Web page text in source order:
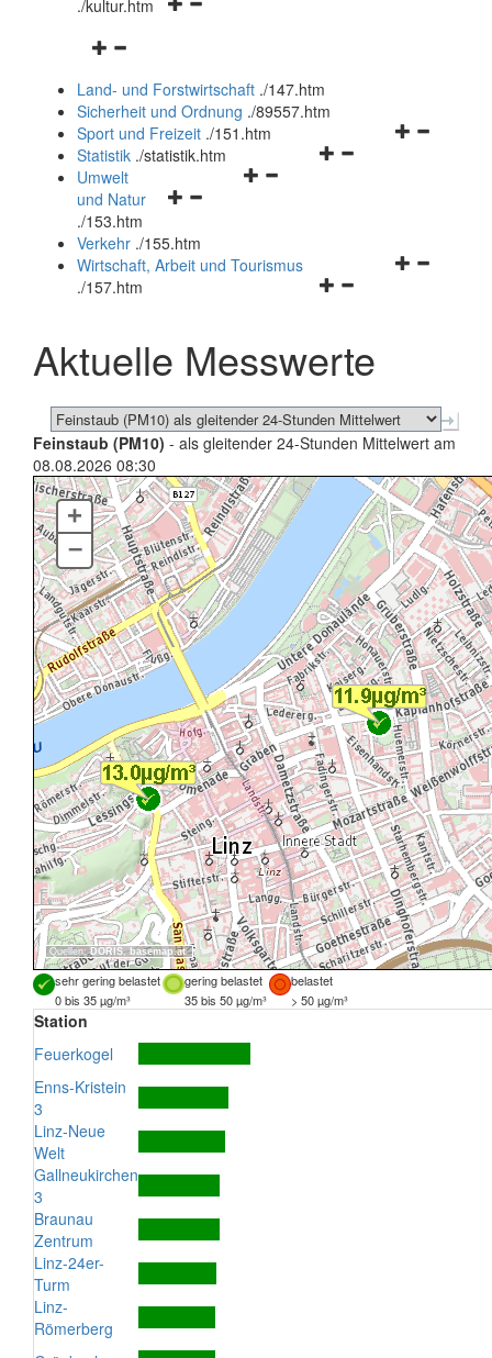
./kultur.htm
Navigationsmenü
und
schließen
Land- und Forstwirtschaft ./147.htm
Sicherheit und Ordnung ./89557.htm
Navigationsmenü
Sport und Freizeit ./151.htm
Navigationsmenü
Statistik ./statistik.htm
Navigationsmenü
und
schließen
Umwelt
und Natur
./153.htm
Verkehr ./155.htm
Navigationsmenü
schließen
Wirtschaft, Arbeit und Tourismus
./157.htm
Aktuelle Messwerte
Feinstaub (PM10) - als gleitender 24-Stunden Mittelwert am
08.08.2026 08:30
Quellen:DORIS, basemap.at
+
–
sehr gering belastet gering belastet
belastet
0 bis 35 µg/m³
35 bis 50 µg/m³ > 50 µg/m³
Station
Feuerkogel
Enns-Kristein
3
Linz-Neue
Welt
Gallneukirchen
3
Braunau
Zentrum
Linz-24er-
Turm
Linz-
Römerberg